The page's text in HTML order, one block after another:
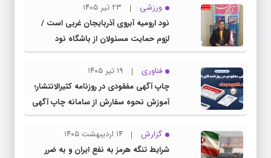
ورزشی
۲۳ تیر ۱۴۰۵
نود ارومیه آبروی آذربایجان غربی است /
لزوم حمایت مسئولان از باشگاه نود
فناوری
۱۹ تیر ۱۴۰۵
چاپ آگهی مفقودی در روزنامه کثیرالانتشار؛
آموزش نحوه سفارش از سامانه چاپ آگهی
دات کام
گزارش
۱۴ اردیبهشت ۱۴۰۵
شرایط تنگه هرمز به نفع ایران و به ضرر